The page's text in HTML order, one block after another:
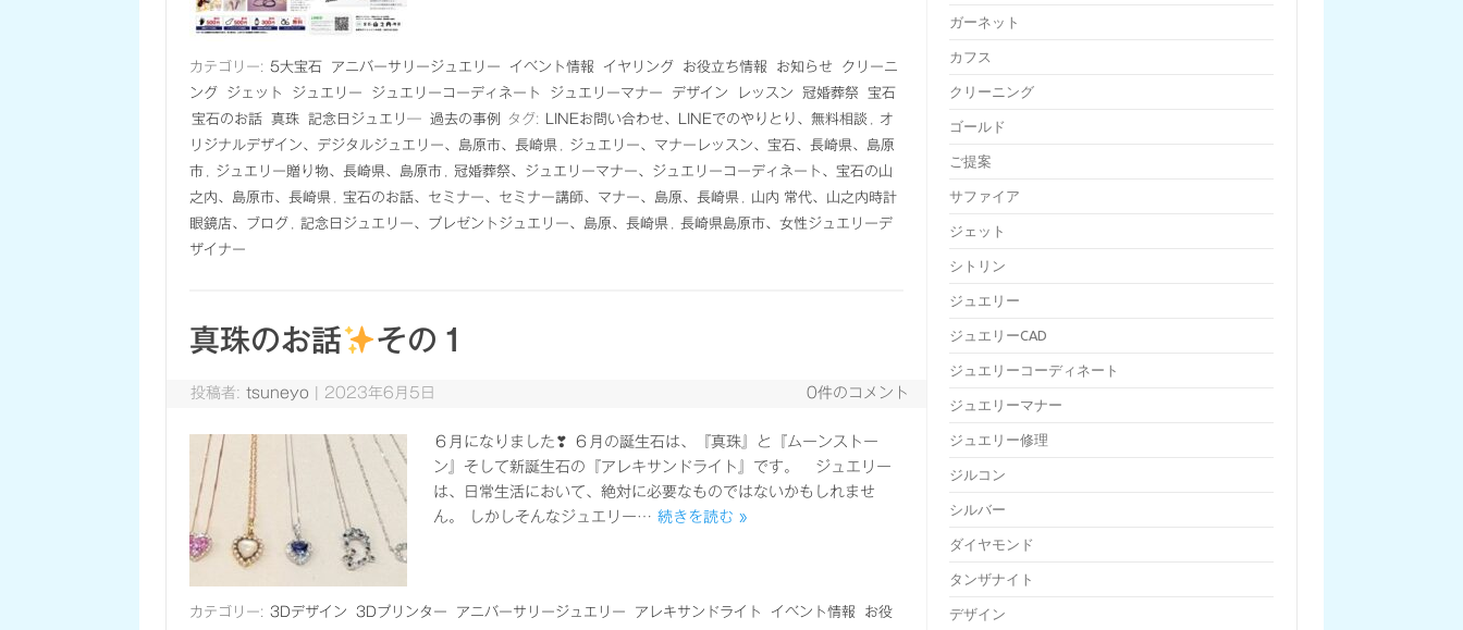
カテゴリー: 5大宝石 アニバーサリージュエリー イベント情報 イヤリング お役立ち情報 お知らせ
クリーニ
ング
ジェット ジュエリー ジュエリーコーディネート ジュエリーマナー デザイン レッスン 冠婚葬祭
宝石
宝石のお話
真珠 記念日ジュエリ― 過去の事例 タグ: LINEお問い合わせ、LINEでのやりとり、無料相談
オ
リジナルデザイン、デジタルジュエリー、島原市、長崎県
ジュエリー、マナーレッスン、宝石、長崎県、島原
市
ジュエリー贈り物、長崎県、島原市
冠婚葬祭、ジュエリーマナー、ジュエリーコーディネート、宝石の山
之内、島原市、長崎県
宝石のお話、セミナー、セミナー講師、マナー、島原、長崎県
山内 常代、山之内時計
眼鏡店、ブログ
記念日ジュエリー、プレゼントジュエリー、島原、長崎県
長崎県島原市、女性ジュエリーデ
ザイナー
真珠のお話 その１
投稿者:tsuneyo 2023年6月5日 0件のコメント
６月になりました❣ ６月の誕生石は、『真珠』と『ムーンストー
ン』そして新誕生石の『アレキサンドライト』です。 ジュエリー
は、日常生活において、絶対に必要なものではないかもしれませ
ん。 しかしそんなジュエリー… 続きを読む »
カテゴリー: 3Dデザイン 3Dプリンター アニバーサリージュエリー アレキサンドライト イベント情報
お役
ガーネット
カフス
クリーニング
ゴールド
ご提案
サファイア
ジェット
シトリン
ジュエリー
ジュエリーCAD
ジュエリーコーディネート
ジュエリーマナー
ジュエリー修理
ジルコン
シルバー
ダイヤモンド
タンザナイト
デザイン